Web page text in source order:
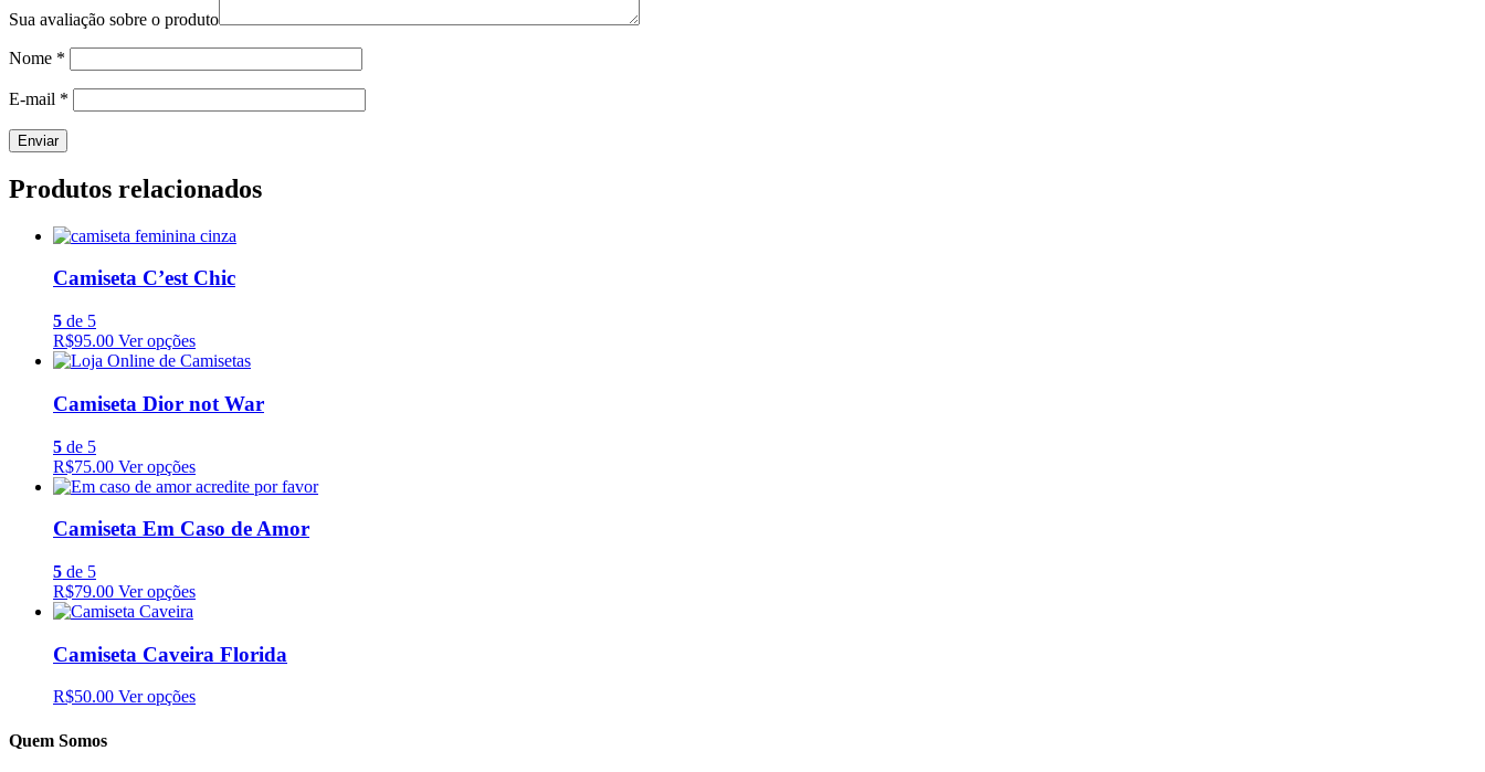
Sua avaliação sobre o produto
Nome *
E-mail *
Produtos relacionados
Camiseta C’est Chic
5 de 5
R$95.00 Ver opções
Camiseta Dior not War
5 de 5
R$75.00 Ver opções
Camiseta Em Caso de Amor
5 de 5
R$79.00 Ver opções
Camiseta Caveira Florida
R$50.00 Ver opções
Quem Somos